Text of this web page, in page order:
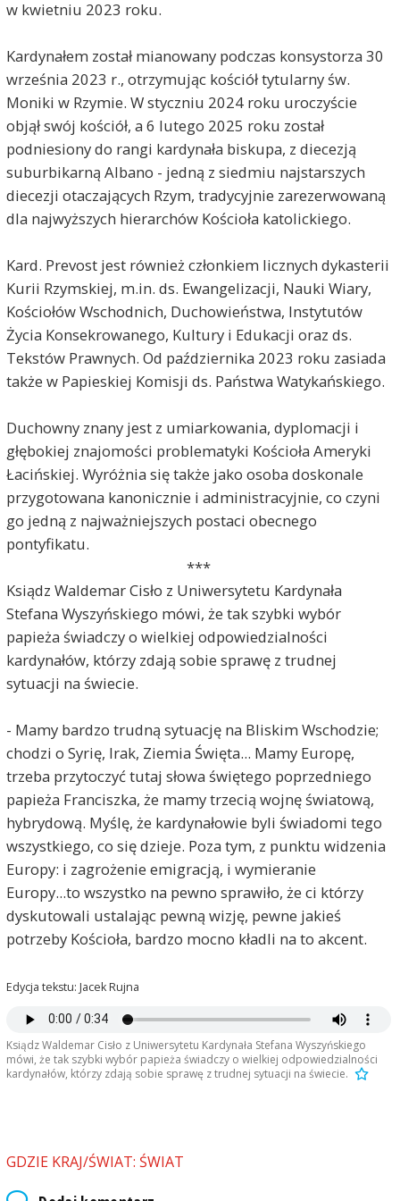
w kwietniu 2023 roku.
Kardynałem został mianowany podczas konsystorza 30
września 2023 r., otrzymując kościół tytularny św.
Moniki w Rzymie. W styczniu 2024 roku uroczyście
objął swój kościół, a 6 lutego 2025 roku został
podniesiony do rangi kardynała biskupa, z diecezją
suburbikarną Albano - jedną z siedmiu najstarszych
diecezji otaczających Rzym, tradycyjnie zarezerwowaną
dla najwyższych hierarchów Kościoła katolickiego.
Kard. Prevost jest również członkiem licznych dykasterii
Kurii Rzymskiej, m.in. ds. Ewangelizacji, Nauki Wiary,
Kościołów Wschodnich, Duchowieństwa, Instytutów
Życia Konsekrowanego, Kultury i Edukacji oraz ds.
Tekstów Prawnych. Od października 2023 roku zasiada
także w Papieskiej Komisji ds. Państwa Watykańskiego.
Duchowny znany jest z umiarkowania, dyplomacji i
głębokiej znajomości problematyki Kościoła Ameryki
Łacińskiej. Wyróżnia się także jako osoba doskonale
przygotowana kanonicznie i administracyjnie, co czyni
go jedną z najważniejszych postaci obecnego
pontyfikatu.
***
Ksiądz Waldemar Cisło z Uniwersytetu Kardynała
Stefana Wyszyńskiego mówi, że tak szybki wybór
papieża świadczy o wielkiej odpowiedzialności
kardynałów, którzy zdają sobie sprawę z trudnej
sytuacji na świecie.
- Mamy bardzo trudną sytuację na Bliskim Wschodzie;
chodzi o Syrię, Irak, Ziemia Święta... Mamy Europę,
trzeba przytoczyć tutaj słowa świętego poprzedniego
papieża Franciszka, że mamy trzecią wojnę światową,
hybrydową. Myślę, że kardynałowie byli świadomi tego
wszystkiego, co się dzieje. Poza tym, z punktu widzenia
Europy: i zagrożenie emigracją, i wymieranie
Europy...to wszystko na pewno sprawiło, że ci którzy
dyskutowali ustalając pewną wizję, pewne jakieś
potrzeby Kościoła, bardzo mocno kładli na to akcent.
Edycja tekstu: Jacek Rujna
Ksiądz Waldemar Cisło z Uniwersytetu Kardynała Stefana Wyszyńskiego
mówi, że tak szybki wybór papieża świadczy o wielkiej odpowiedzialności
kardynałów, którzy zdają sobie sprawę z trudnej sytuacji na świecie.
GDZIE KRAJ/ŚWIAT: ŚWIAT